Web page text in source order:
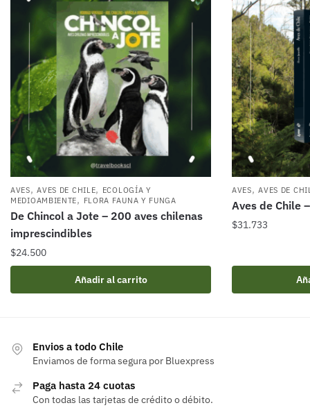
AVES,AVES DE CHILE, ECOLOGÍA Y
MEDIOAMBIENTE, FLORA FAUNA Y FUNGA
De Chincol a Jote – 200 aves chilenas
imprescindibles
$24.500
Añadir al carrito
AVES,AVES DE
Aves de Chile
$31.733
Envios a todo Chile
Enviamos de forma segura por Bluexpress
Paga hasta 24 cuotas
Con todas las tarjetas de crédito o débito.